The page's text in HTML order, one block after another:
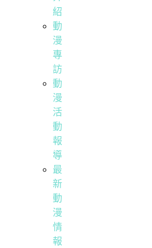
紹
動
漫
專
訪
動
漫
活
動
報
導
最
新
動
漫
情
報